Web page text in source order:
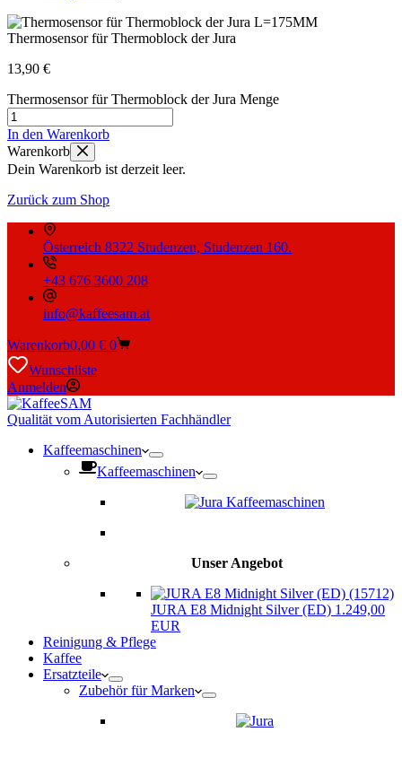
Thermosensor für Thermoblock der Jura
13,90 €
Thermosensor für Thermoblock der Jura Menge
In den Warenkorb
Warenkorb
Dein Warenkorb ist derzeit leer.
Zurück zum Shop
Österreich 8322 Studenzen, Studenzen 160.
+43 676 3600 208
info@kaffeesam.at
Warenkorb0,00 € 0
Wunschliste
Anmelden
Qualität vom Autorisierten Fachhändler
Kaffeemaschinen
Kaffeemaschinen
Unser Angebot
JURA E8 Midnight Silver (ED) 1.249,00
EUR
Reinigung & Pflege
Kaffee
Ersatzteile
Zubehör für Marken